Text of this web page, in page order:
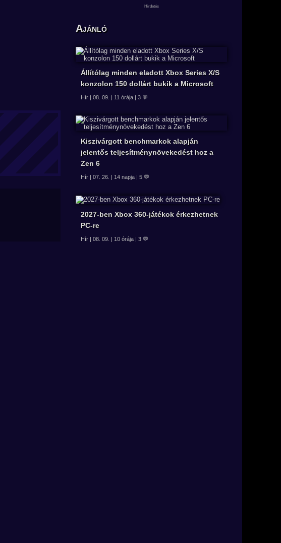
Ajánló
Állítólag minden eladott Xbox Series X/S
konzolon 150 dollárt bukik a Microsoft
Hír | 08. 09. | 11 órája | 3 💬
Kiszivárgott benchmarkok alapján
jelentős teljesítménynövekedést hoz a
Zen 6
Hír | 07. 26. | 14 napja | 5 💬
2027-ben Xbox 360-játékok érkezhetnek
PC-re
Hír | 08. 09. | 10 órája | 3 💬